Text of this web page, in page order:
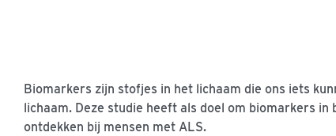
Biomarkers zijn stofjes in het lichaam die ons iets
lichaam. Deze studie heeft als doel om biomarkers
ontdekken bij mensen met ALS.